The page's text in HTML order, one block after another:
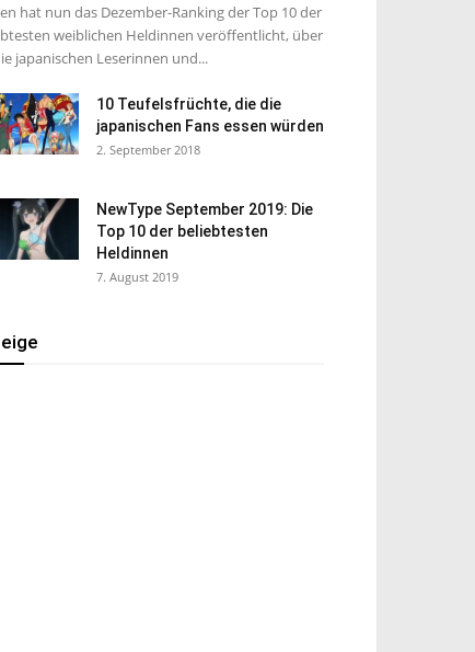
hat nun das Dezember-Ranking der Top 10 der
weiblichen Heldinnen veröffentlicht, über
japanischen Leserinnen und...
10 Teufelsfrüchte, die die
japanischen Fans essen würden
2. September 2018
NewType September 2019: Die
Top 10 der beliebtesten
Heldinnen
7. August 2019